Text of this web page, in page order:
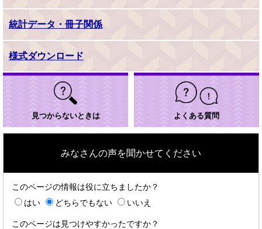
統計データ・冊子関係
様式ダウンロード
見つからないときは よくある質問
みなさんの声を聞かせてください
このページの情報は役に立ちましたか？
はい
どちらでもない いいえ
このページは見つけやすかったですか？